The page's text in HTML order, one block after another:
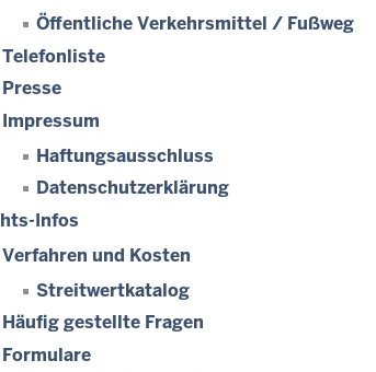
Öffentliche Verkehrsmittel / Fußweg
Telefonliste
Presse
Impressum
Haftungsausschluss
Datenschutzerklärung
Infos
Verfahren und Kosten
Streitwertkatalog
Häufig gestellte Fragen
Formulare